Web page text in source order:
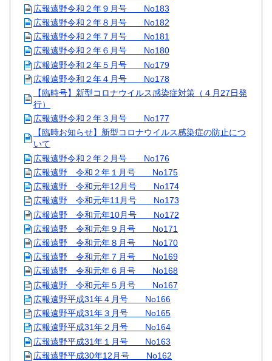
広報遠野令和２年９月号 No183
広報遠野令和２年８月号 No182
広報遠野令和２年７月号 No181
広報遠野令和２年６月号 No180
広報遠野令和２年５月号 No179
広報遠野令和２年４月号 No178
【臨時号】新型コロナウイルス感染症対策（４月27日発
行）
広報遠野令和２年３月号 No177
【臨時お知らせ】新型コロナウイルス感染症の防止につ
いて
広報遠野令和２年２月号 No176
広報遠野 令和２年１月号 No175
広報遠野 令和元年12月号 No174
広報遠野 令和元年11月号 No173
広報遠野 令和元年10月号 No172
広報遠野 令和元年９月号 No171
広報遠野 令和元年８月号 No170
広報遠野 令和元年７月号 No169
広報遠野 令和元年６月号 No168
広報遠野 令和元年５月号 No167
広報遠野平成31年４月号 No166
広報遠野平成31年３月号 No165
広報遠野平成31年２月号 No164
広報遠野平成31年１月号 No163
広報遠野平成30年12月号 No162